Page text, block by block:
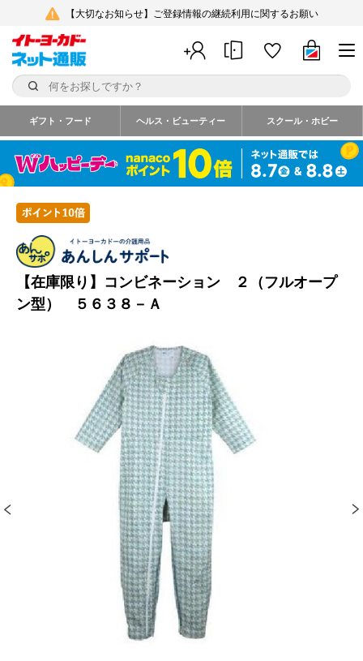
【大切なお知らせ】ご登録情報の継続利用に関するお願い
ギフト・フード ヘルス・ビューティー スクール・ホビー
【在庫限り】コンビネーション ２（フルオープ
ン型） ５６３８－Ａ